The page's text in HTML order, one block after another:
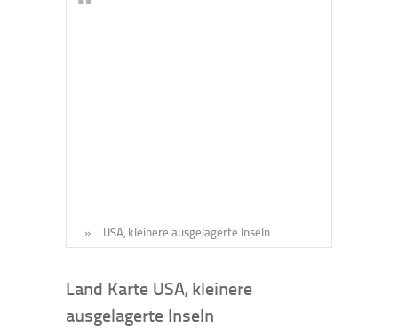
» USA, kleinere ausgelagerte Inseln
Land Karte USA, kleinere
ausgelagerte Inseln